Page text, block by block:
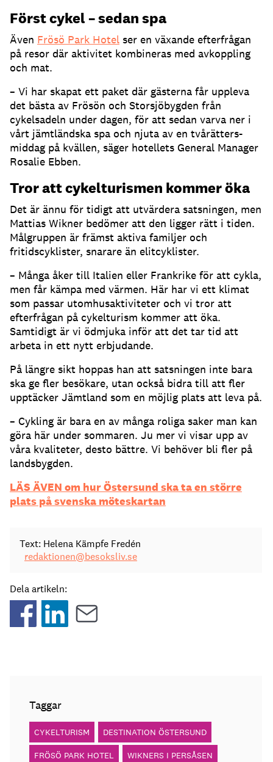
Först cykel – sedan spa
Även Frösö Park Hotel ser en växande efterfrågan
på resor där aktivitet kombineras med avkoppling
och mat.
– Vi har skapat ett paket där gästerna får uppleva
det bästa av Frösön och Storsjöbygden från
cykelsadeln under dagen, för att sedan varva ner i
vårt jämtländska spa och njuta av en tvårätters-
middag på kvällen, säger hotellets General Manager
Rosalie Ebben.
Tror att cykelturismen kommer öka
Det är ännu för tidigt att utvärdera satsningen, men
Mattias Wikner bedömer att den ligger rätt i tiden.
Målgruppen är främst aktiva familjer och
fritidscyklister, snarare än elitcyklister.
– Många åker till Italien eller Frankrike för att cykla,
men får kämpa med värmen. Här har vi ett klimat
som passar utomhusaktiviteter och vi tror att
efterfrågan på cykelturism kommer att öka.
Samtidigt är vi ödmjuka inför att det tar tid att
arbeta in ett nytt erbjudande.
På längre sikt hoppas han att satsningen inte bara
ska ge fler besökare, utan också bidra till att fler
upptäcker Jämtland som en möjlig plats att leva på.
– Cykling är bara en av många roliga saker man kan
göra här under sommaren. Ju mer vi visar upp av
våra kvaliteter, desto bättre. Vi behöver bli fler på
landsbygden.
LÄS ÄVEN om hur Östersund ska ta en större
plats på svenska möteskartan
Text: Helena Kämpfe Fredén
redaktionen@besoksliv.se
Dela artikeln:
Taggar
CYKELTURISM DESTINATION ÖSTERSUND
FRÖSÖ PARK HOTEL WIKNERS I PERSÅSEN